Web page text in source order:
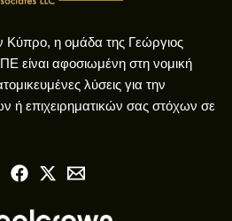
Κύπρο, η ομάδα της Γεώργιος
είναι αφοσιωμένη στη νομική
λύσεις για την
ή επιχειρηματικών σας στόχων σε